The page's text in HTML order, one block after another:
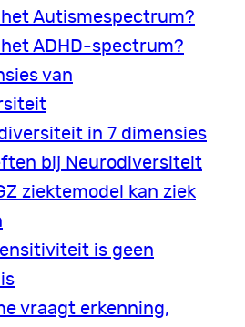
het Autismespectrum?
het ADHD-spectrum?
van
in 7 dimensies
bij Neurodiversiteit
ziektemodel kan ziek
is geen
vraagt erkenning,